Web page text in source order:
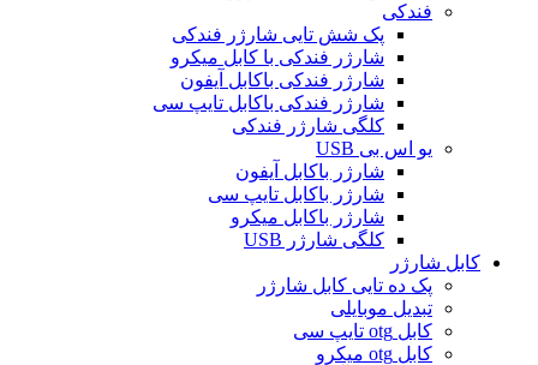
فندکی
پک شش تایی شارژر فندکی
شارژر فندکی با کابل میکرو
شارژر فندکی باکابل آیفون
شارژر فندکی باکابل تایپ سی
کلگی شارژر فندکی
یو اس بی USB
شارژر باکابل آیفون
شارژر باکابل تایپ سی
شارژر باکابل میکرو
کلگی شارژر USB
کابل شارژر
پک ده تایی کابل شارژر
تبدیل موبایلی
کابل otg تایپ سی
کابل otg میکرو